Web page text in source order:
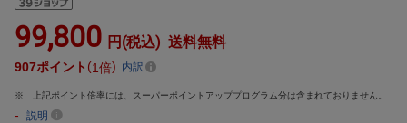
99,800 円(税込) 送料無料
907ポイント 1倍 内訳
上記ポイント倍率には、スーパーポイントアッププログラム分は含まれておりません。
- 説明